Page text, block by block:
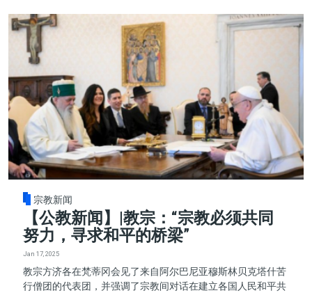
宗教新闻
【公教新闻】|教宗：“宗教必须共同
努力，寻求和平的桥梁”
Jan 17, 2025
教宗方济各在梵蒂冈会见了来自阿尔巴尼亚穆斯林贝克塔什苦
行僧团的代表团，并强调了宗教间对话在建立各国人民和平共